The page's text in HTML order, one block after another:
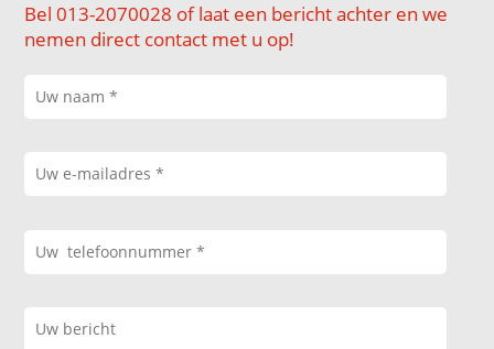
Bel 013-2070028 of laat een bericht achter en we
nemen direct contact met u op!